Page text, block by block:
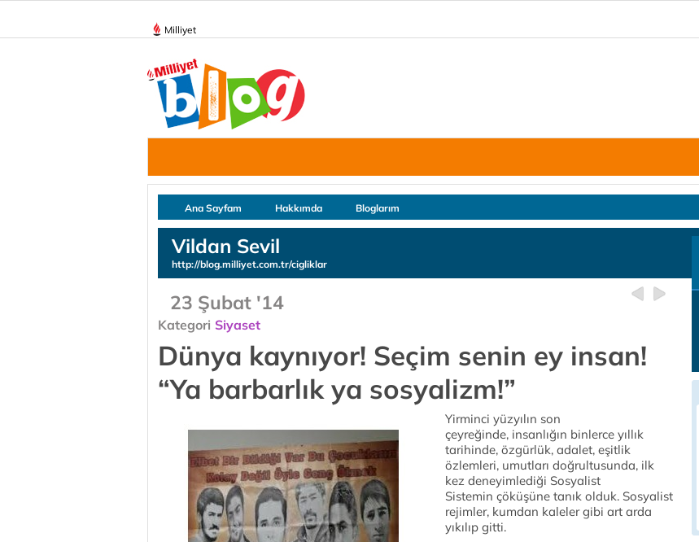
Milliyet
Ana Sayfam Hakkımda Bloglarım
Vildan Sevil
http://blog.milliyet.com.tr/cigliklar
23 Şubat '14
Kategori Siyaset
Dünya kaynıyor! Seçim senin ey insan!
“Ya barbarlık ya sosyalizm!”
Yirminci yüzyılın son
çeyreğinde, insanlığın binlerce yıllık
tarihinde, özgürlük, adalet, eşitlik
özlemleri, umutları doğrultusunda, ilk
kez deneyimlediği Sosyalist
Sistemin çöküşüne tanık olduk. Sosyalist
rejimler, kumdan kaleler gibi art arda
yıkılıp gitti.